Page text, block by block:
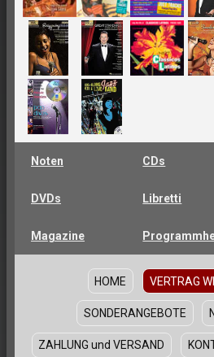
Noten CDs
DVDs Libretti
Magazine
HOME VERTRAG
SONDERANGEBOTE
ZAHLUNG und VERSAND